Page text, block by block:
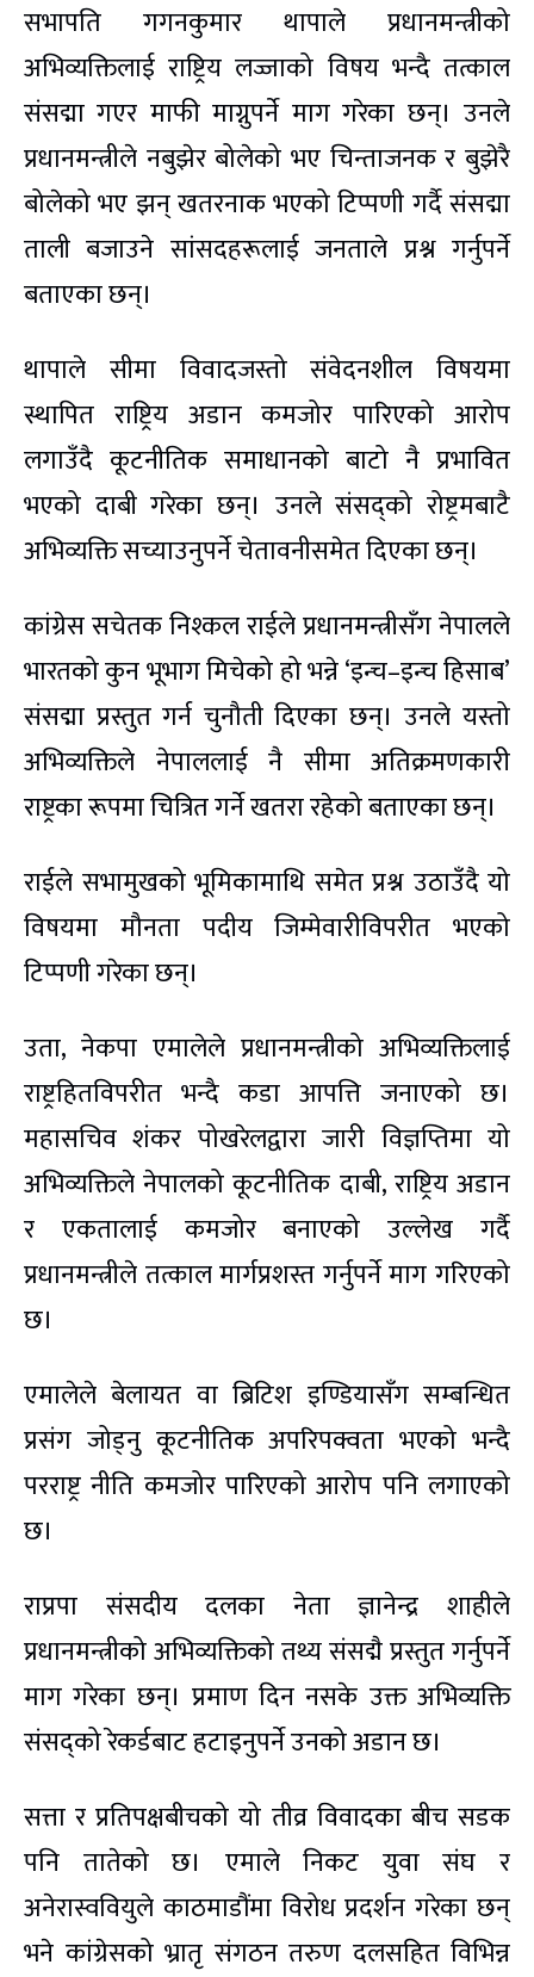
सभापति गगनकुमार थापाले प्रधानमन्त्रीको
अभिव्यक्तिलाई राष्ट्रिय लज्जाको विषय भन्दै तत्काल
संसद्मा गएर माफी माग्नुपर्ने माग गरेका छन्। उनले
प्रधानमन्त्रीले नबुझेर बोलेको भए चिन्ताजनक र बुझेरै
बोलेको भए झन् खतरनाक भएको टिप्पणी गर्दै संसद्मा
ताली बजाउने सांसदहरूलाई जनताले प्रश्न गर्नुपर्ने
बताएका छन्।
थापाले सीमा विवादजस्तो संवेदनशील विषयमा
स्थापित राष्ट्रिय अडान कमजोर पारिएको आरोप
लगाउँदै कूटनीतिक समाधानको बाटो नै प्रभावित
भएको दाबी गरेका छन्। उनले संसद्को रोष्ट्रमबाटै
अभिव्यक्ति सच्याउनुपर्ने चेतावनीसमेत दिएका छन्।
कांग्रेस सचेतक निश्कल राईले प्रधानमन्त्रीसँग नेपालले
भारतको कुन भूभाग मिचेको हो भन्ने ‘इन्च–इन्च हिसाब’
संसद्मा प्रस्तुत गर्न चुनौती दिएका छन्। उनले यस्तो
अभिव्यक्तिले नेपाललाई नै सीमा अतिक्रमणकारी
राष्ट्रका रूपमा चित्रित गर्ने खतरा रहेको बताएका छन्।
राईले सभामुखको भूमिकामाथि समेत प्रश्न उठाउँदै यो
विषयमा मौनता पदीय जिम्मेवारीविपरीत भएको
टिप्पणी गरेका छन्।
उता, नेकपा एमालेले प्रधानमन्त्रीको अभिव्यक्तिलाई
राष्ट्रहितविपरीत भन्दै कडा आपत्ति जनाएको छ।
महासचिव शंकर पोखरेलद्वारा जारी विज्ञप्तिमा यो
अभिव्यक्तिले नेपालको कूटनीतिक दाबी, राष्ट्रिय अडान
र एकतालाई कमजोर बनाएको उल्लेख गर्दै
प्रधानमन्त्रीले तत्काल मार्गप्रशस्त गर्नुपर्ने माग गरिएको
छ।
एमालेले बेलायत वा ब्रिटिश इण्डियासँग सम्बन्धित
प्रसंग जोड्नु कूटनीतिक अपरिपक्वता भएको भन्दै
परराष्ट्र नीति कमजोर पारिएको आरोप पनि लगाएको
छ।
राप्रपा संसदीय दलका नेता ज्ञानेन्द्र शाहीले
प्रधानमन्त्रीको अभिव्यक्तिको तथ्य संसद्मै प्रस्तुत गर्नुपर्ने
माग गरेका छन्। प्रमाण दिन नसके उक्त अभिव्यक्ति
संसद्को रेकर्डबाट हटाइनुपर्ने उनको अडान छ।
सत्ता र प्रतिपक्षबीचको यो तीव्र विवादका बीच सडक
पनि तातेको छ। एमाले निकट युवा संघ र
अनेरास्ववियुले काठमाडौंमा विरोध प्रदर्शन गरेका छन्
भने कांग्रेसको भ्रातृ संगठन तरुण दलसहित विभिन्न